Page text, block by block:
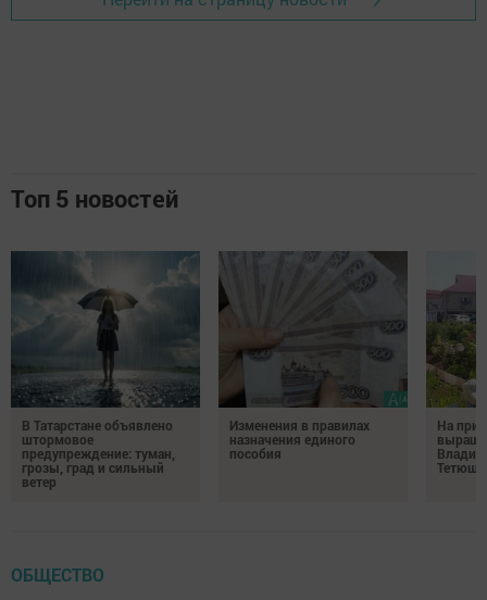
Топ 5 новостей
В Татарстане объявлено
штормовое
предупреждение: туман,
грозы, град и сильный
ветер
Изменения в правилах
назначения единого
пособия
На
Тетюш
ОБЩЕСТВО